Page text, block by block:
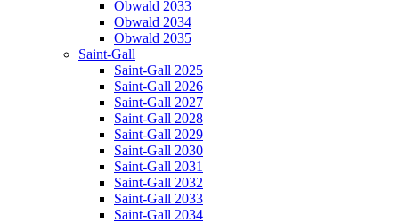
Obwald 2033
Obwald 2034
Obwald 2035
Saint-Gall
Saint-Gall 2025
Saint-Gall 2026
Saint-Gall 2027
Saint-Gall 2028
Saint-Gall 2029
Saint-Gall 2030
Saint-Gall 2031
Saint-Gall 2032
Saint-Gall 2033
Saint-Gall 2034